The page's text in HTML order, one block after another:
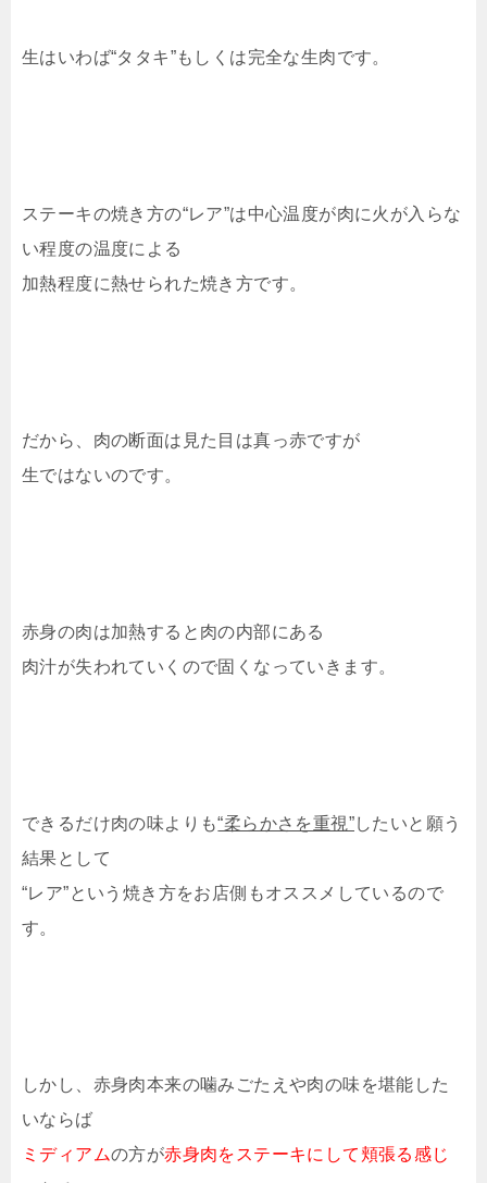
生はいわば“タタキ”もしくは完全な生肉です。
ステーキの焼き方の“レア”は中心温度が肉に火が入らな
い程度の温度による
加熱程度に熱せられた焼き方です。
だから、肉の断面は見た目は真っ赤ですが
生ではないのです。
赤身の肉は加熱すると肉の内部にある
肉汁が失われていくので固くなっていきます。
できるだけ肉の味よりも“柔らかさを重視”したいと願う
結果として
“レア”という焼き方をお店側もオススメしているので
す。
しかし、赤身肉本来の噛みごたえや肉の味を堪能した
いならば
ミディアムの方が赤身肉をステーキにして頬張る感じ